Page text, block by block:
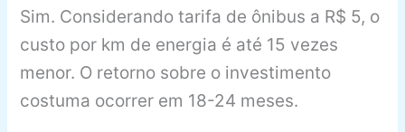
Sim. Considerando tarifa de ônibus a R$ 5, o
custo por km de energia é até 15 vezes
menor. O retorno sobre o investimento
costuma ocorrer em 18-24 meses.